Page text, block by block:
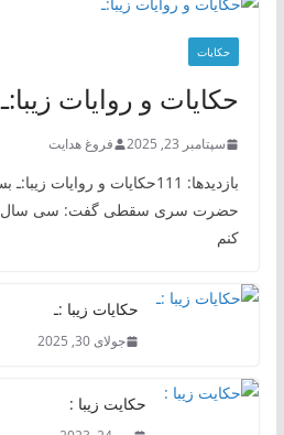
حکایات
حکایات و روایات زیبا:ـ
سپتامبر 23, 2025 فروغ هدایت
بازدیدها: 111حکایات و روایات
حضرت سری سقطی گفت: سی سال
کنم
حکایات زیبا :ـ
جولای 30, 2025
حکایت زیبا :